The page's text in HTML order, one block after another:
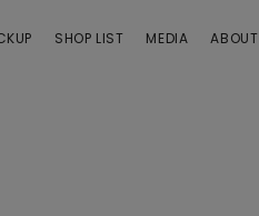
SHOP LIST MEDIA ABOUT